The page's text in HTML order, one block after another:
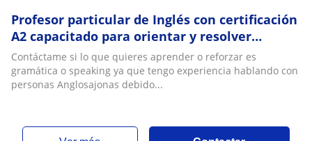
Profesor particular de Inglés con certificación
A2 capacitado para orientar y resolver
cualquier duda con respecto a la materia
Contáctame si lo que quieres aprender o reforzar es
gramática o speaking ya que tengo experiencia hablando con
personas Anglosajonas debido...